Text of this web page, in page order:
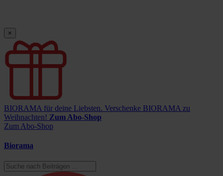
×
BIORAMA für deine Liebsten. Verschenke BIORAMA zu
Weihnachten! Zum Abo-Shop
Zum Abo-Shop
Biorama